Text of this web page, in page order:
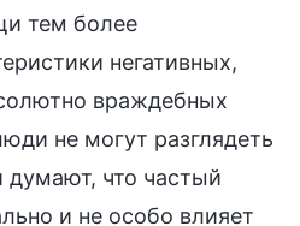
тем более
негативных,
враждебных
не могут разглядеть
думают, что частый
и не особо влияет